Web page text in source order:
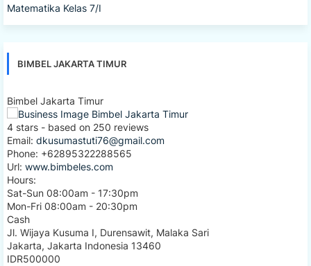
Matematika Kelas 7/I
BIMBEL JAKARTA TIMUR
Bimbel Jakarta Timur
4 stars - based on 250 reviews
Email: dkusumastuti76@gmail.com
Phone: +62895322288565
Url: www.bimbeles.com
Hours:
Sat-Sun 08:00am - 17:30pm
Mon-Fri 08:00am - 20:30pm
Cash
Jl. Wijaya Kusuma I, Durensawit, Malaka Sari
Jakarta, Jakarta Indonesia 13460
IDR500000